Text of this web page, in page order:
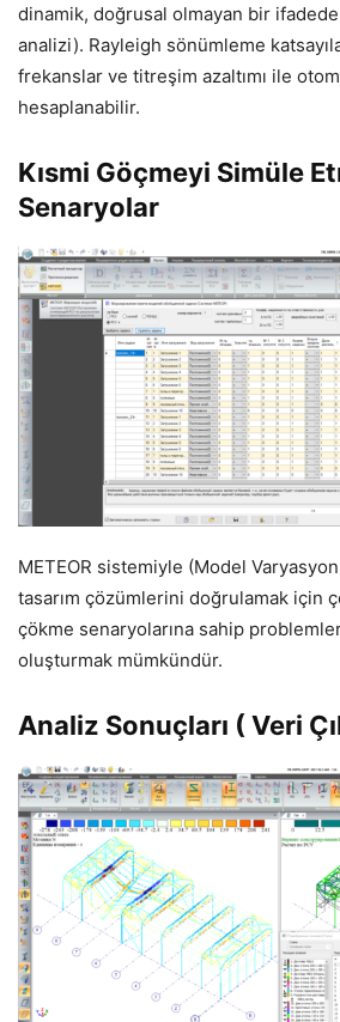
dinamik, doğrusal olmayan bir ifadede
analizi). Rayleigh sönümleme
frekanslar ve titreşim azaltımı ile
hesaplanabilir.
Kısmi Göçmeyi Simüle
Senaryolar
METEOR sistemiyle (Model
tasarım çözümlerini doğrulamak için
çökme senaryolarına sahip
oluşturmak mümkündür.
Analiz Sonuçları ( Veri